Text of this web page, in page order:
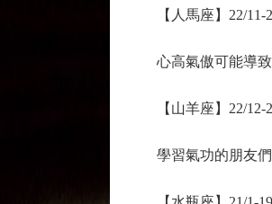
【人馬座】22/11-
心高氣傲可能導致
【山羊座】22/12-
學習氣功的朋友們